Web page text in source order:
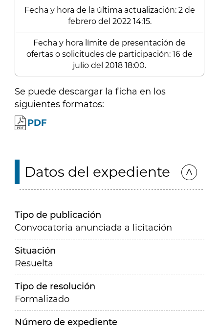
Fecha y hora de la última actualización: 2 de
febrero del 2022 14:15.
Fecha y hora límite de presentación de
ofertas o solicitudes de participación: 16 de
julio del 2018 18:00.
Se puede descargar la ficha en los
siguientes formatos:
PDF
Datos del expediente
Tipo de publicación
Convocatoria anunciada a licitación
Situación
Resuelta
Tipo de resolución
Formalizado
Número de expediente